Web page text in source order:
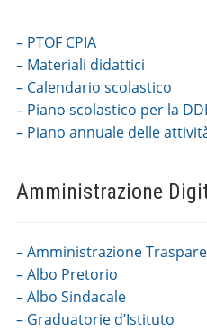
– PTOF CPIA
– Materiali didattici
– Calendario scolastico
– Piano scolastico per la DDI
– Piano annuale delle
Amministrazione
– Amministrazione
– Albo Pretorio
– Albo Sindacale
– Graduatorie d’Istituto